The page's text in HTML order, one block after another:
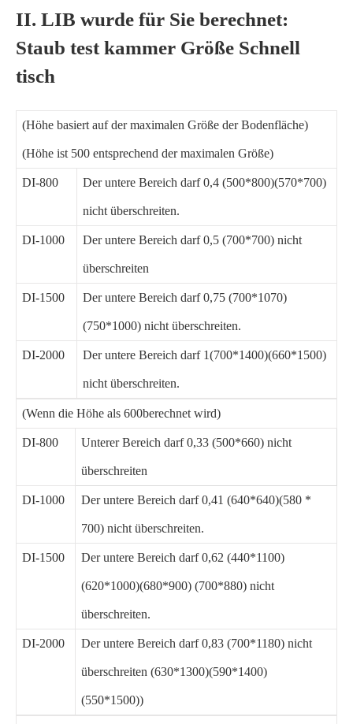
II. LIB wurde für Sie berechnet:
Staub test kammer Größe Schnell
tisch
(Höhe basiert auf der maximalen Größe der Bodenfläche)
(Höhe ist 500 entsprechend der maximalen Größe)
DI-800 Der untere Bereich darf 0,4 (500*800)(570*700)
nicht überschreiten.
DI-1000 Der untere Bereich darf 0,5 (700*700) nicht
überschreiten
DI-1500 Der untere Bereich darf 0,75 (700*1070)
(750*1000) nicht überschreiten.
DI-2000 Der untere Bereich darf 1(700*1400)(660*1500)
nicht überschreiten.
(Wenn die Höhe als 600berechnet wird)
DI-800 Unterer Bereich darf 0,33 (500*660) nicht
überschreiten
DI-1000 Der untere Bereich darf 0,41 (640*640)(580 *
700) nicht überschreiten.
DI-1500 Der untere Bereich darf 0,62 (440*1100)
(620*1000)(680*900) (700*880) nicht
überschreiten.
DI-2000 Der untere Bereich darf 0,83 (700*1180) nicht
überschreiten (630*1300)(590*1400)
(550*1500))